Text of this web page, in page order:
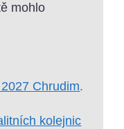
mohlo
Chrudim.
kolejnic